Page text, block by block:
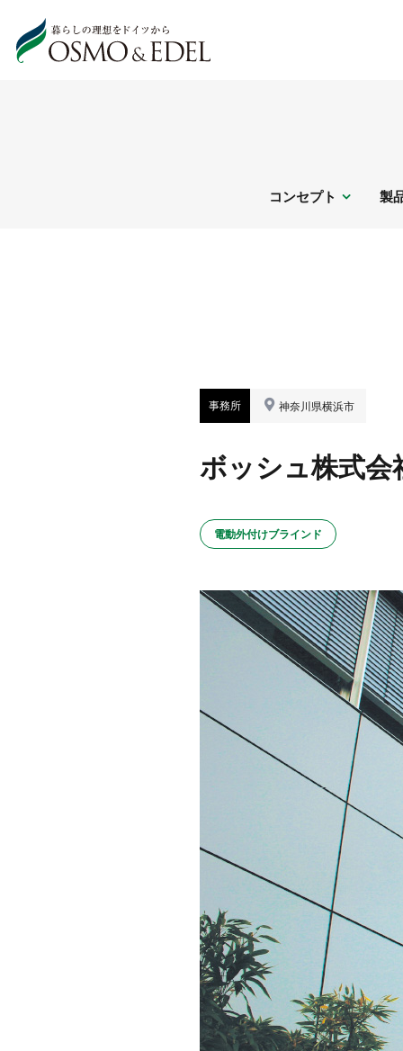
コンセプト 製
事務所 神奈川県横浜市
ボッシュ株式会
電動外付けブラインド